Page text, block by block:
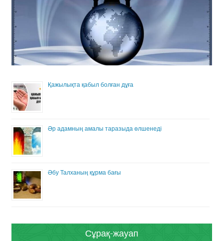
Қажылықта қабыл болған дұға
Әр адамның амалы таразыда өлшенеді
Әбу Талханың құрма бағы
Сұрақ-жауап